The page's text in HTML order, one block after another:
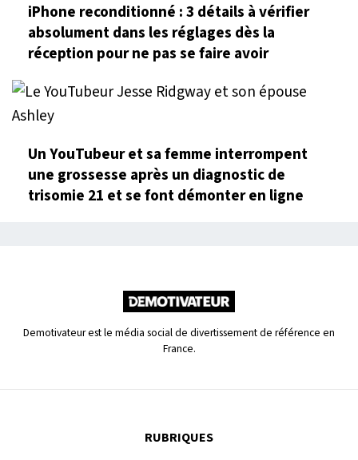
iPhone reconditionné : 3 détails à vérifier
absolument dans les réglages dès la
réception pour ne pas se faire avoir
Un YouTubeur et sa femme interrompent
une grossesse après un diagnostic de
trisomie 21 et se font démonter en ligne
Demotivateur est le média social de divertissement de référence en
France.
RUBRIQUES